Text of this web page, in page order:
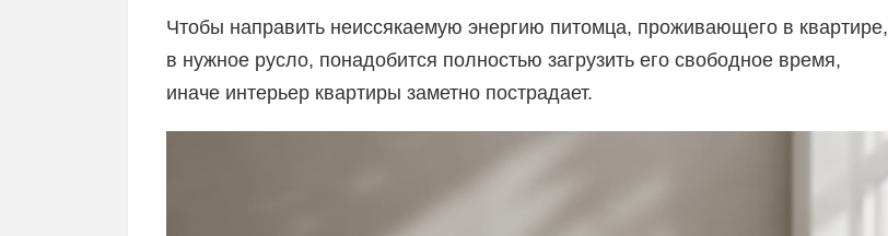
Чтобы направить неиссякаемую энергию питомца, проживающего в квартире,
в нужное русло, понадобится полностью загрузить его свободное время,
иначе интерьер квартиры заметно пострадает.